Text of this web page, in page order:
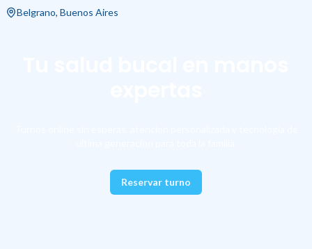
Belgrano, Buenos Aires
Reservar turno